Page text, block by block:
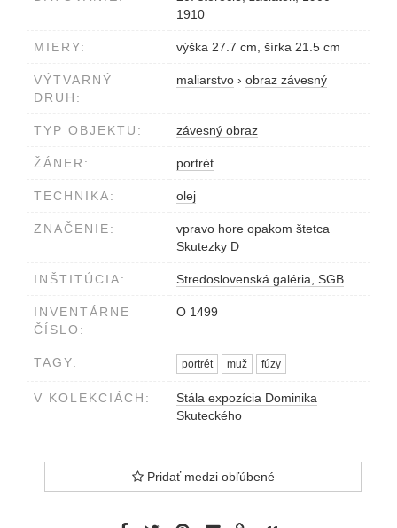
1910
MIERY: výška 27.7 cm, šírka 21.5 cm
VÝTVARNÝ
DRUH:
maliarstvo › obraz závesný
TYP OBJEKTU: závesný obraz
ŽÁNER: portrét
TECHNIKA: olej
ZNAČENIE:
vpravo hore opakom štetca
Skutezky D
INŠTITÚCIA: Stredoslovenská galéria, SGB
INVENTÁRNE
ČÍSLO:
O 1499
TAGY: portrét muž fúzy
V KOLEKCIÁCH:
Stála expozícia Dominika
Skuteckého
Pridať medzi obľúbené